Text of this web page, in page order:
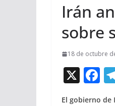
Irán
sobre
18 de octubre
X F
ac
El gobierno de